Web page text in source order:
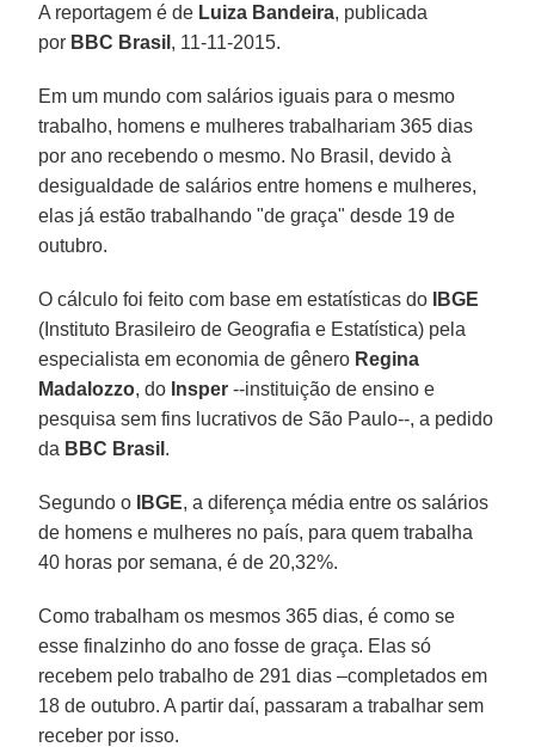
A reportagem é de Luiza Bandeira, publicada
por BBC Brasil , 11-11-2015.
Em um mundo com salários iguais para o mesmo
trabalho, homens e mulheres trabalhariam 365 dias
por ano recebendo o mesmo. No Brasil, devido à
desigualdade de salários entre homens e mulheres,
elas já estão trabalhando "de graça" desde 19 de
outubro.
O cálculo foi feito com base em estatísticas do
IBGE
(Instituto Brasileiro de Geografia e Estatística) pela
especialista em economia de gênero Regina
Madalozzo, do Insper --instituição de ensino e
pesquisa sem fins lucrativos de São Paulo--, a pedido
da BBC Brasil .
Segundo o IBGE, a diferença média entre os salários
de homens e mulheres no país, para quem trabalha
40 horas por semana, é de 20,32%.
Como trabalham os mesmos 365 dias, é como se
esse finalzinho do ano fosse de graça. Elas só
recebem pelo trabalho de 291 dias –completados em
18 de outubro. A partir daí, passaram a trabalhar sem
receber por isso.